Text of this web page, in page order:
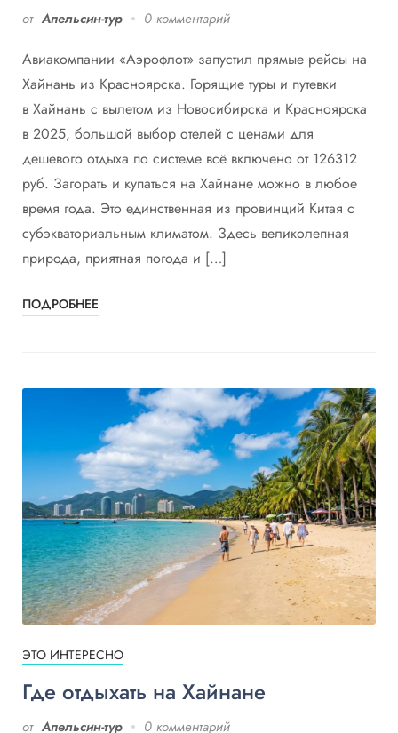
от Апельсин-тур 0 комментарий
Авиакомпании «Аэрофлот» запустил прямые рейсы на
Хайнань из Красноярска. Горящие туры и путевки
в Хайнань с вылетом из Новосибирска и Красноярска
в 2025, большой выбор отелей с ценами для
дешевого отдыха по системе всё включено от 126312
руб. Загорать и купаться на Хайнане можно в любое
время года. Это единственная из провинций Китая с
субэкваториальным климатом. Здесь великолепная
природа, приятная погода и […]
ПОДРОБНЕЕ
ЭТО ИНТЕРЕСНО
Где отдыхать на Хайнане
от Апельсин-тур 0 комментарий